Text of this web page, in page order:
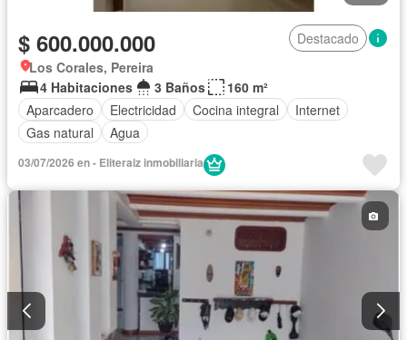
$ 600.000.000
Destacado
Los Corales, Pereira
4 Habitaciones
3 Baños
160 m²
Aparcadero
Electricidad Cocina integral
Internet
Gas natural
Agua
03/07/2026 en - Eliteraiz inmobiliaria